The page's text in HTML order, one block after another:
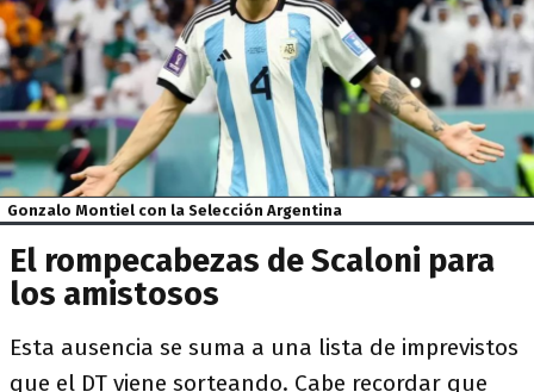
Gonzalo Montiel con la Selección Argentina
El rompecabezas de Scaloni para
los amistosos
Esta ausencia se suma a una lista de imprevistos
que el DT viene sorteando. Cabe recordar que